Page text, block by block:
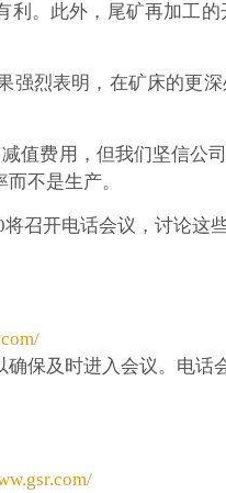
利。此外，尾矿再加工
强烈表明，在矿床的更
值费用，但我们坚信
不是生产。
召开电话会议，讨论这
保及时进入会议。电话